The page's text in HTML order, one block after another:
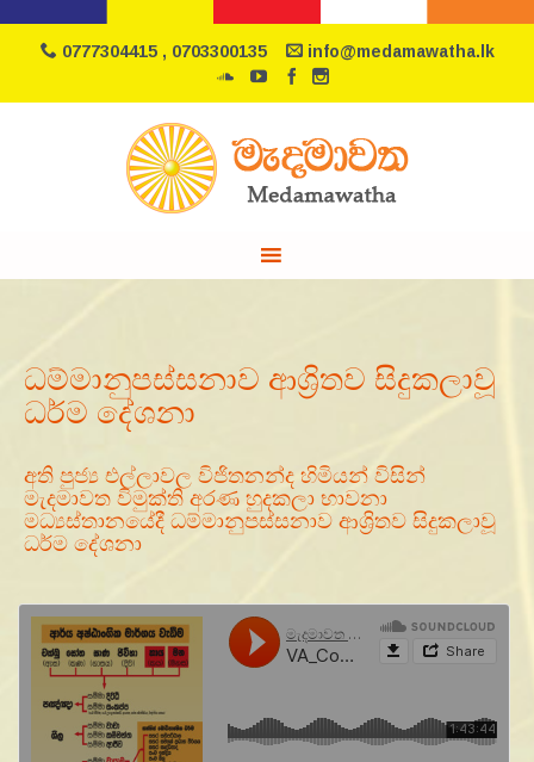
0777304415 , 0703300135 info@medamawatha.lk
ධම්මානුපස්සනාව ආශ්‍රිතව සිදුකලාවූ
ධර්ම දේශනා
අති පුජ්‍ය එල්ලාවල විජිතනන්ද හිමියන් විසින්
මැදමාවත විමුක්ති අරණ හුදකලා භාවනා
මධ්‍යස්තානයේදී ධම්මානුපස්සනාව ආශ්‍රිතව සිදුකලාවූ
ධර්ම දේශනා